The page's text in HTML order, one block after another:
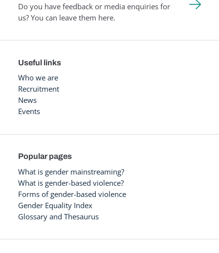
Do you have feedback or media enquiries for
us? You can leave them here.
Useful links
Who we are
Recruitment
News
Events
Popular pages
What is gender mainstreaming?
What is gender-based violence?
Forms of gender-based violence
Gender Equality Index
Glossary and Thesaurus